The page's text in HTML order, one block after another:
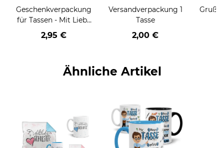
Geschenkverpackung
für Tassen - Mit Liebe
geschenkt
2,95 €
Versandverpackung 1
Tasse
2,00 €
Ähnliche Artikel